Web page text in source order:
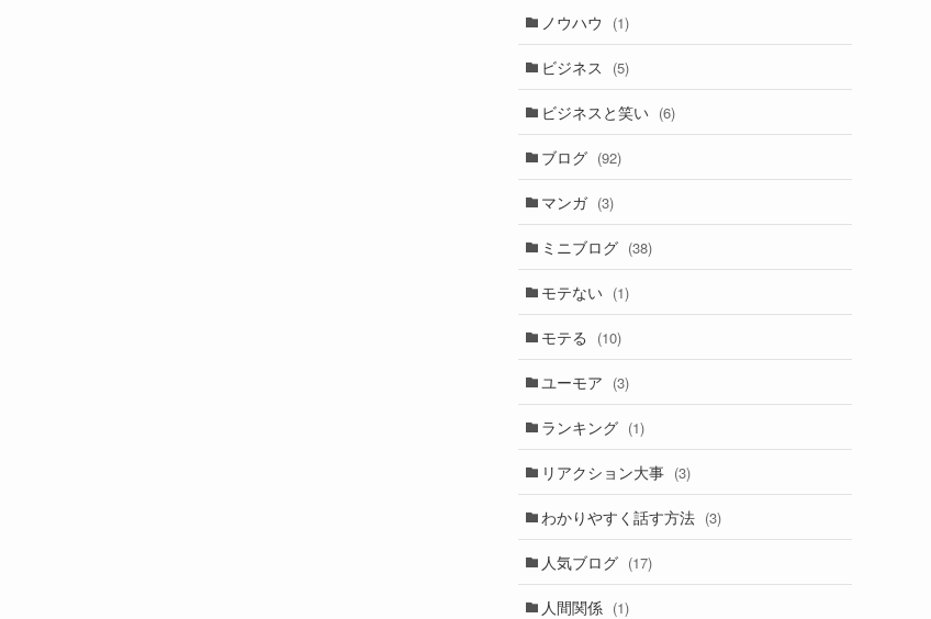
ノウハウ (1)
ビジネス (5)
ビジネスと笑い (6)
ブログ (92)
マンガ (3)
ミニブログ (38)
モテない (1)
モテる (10)
ユーモア (3)
ランキング (1)
リアクション大事 (3)
わかりやすく話す方法 (3)
人気ブログ (17)
人間関係 (1)